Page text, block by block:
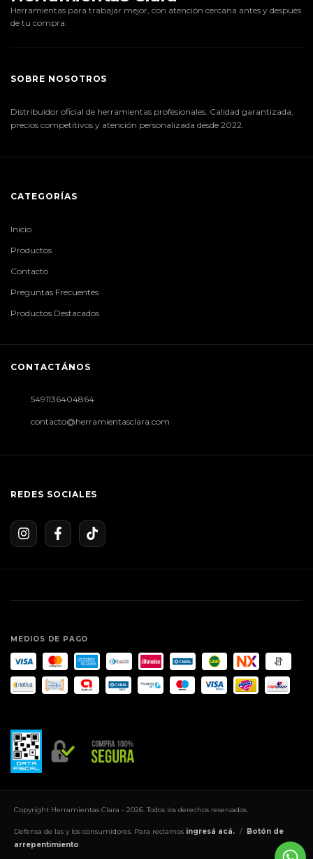
Herramientas para trabajar mejor, con atención cercana antes y después
de tu compra.
SOBRE NOSOTROS
Distribuidor oficial de herramientas profesionales. Calidad garantizada,
precios competitivos y atención personalizada desde 2022.
CATEGORÍAS
Inicio
Productos
Contacto
Preguntas Frecuentes
Productos Destacados
CONTACTÁNOS
5491136404864
contacto@herramientasclara.com
REDES SOCIALES
MEDIOS DE PAGO
Copyright Herramientas Clara - 2026. Todos los derechos reservados.
Defensa de las y los consumidores. Para reclamos ingresá acá. /
Botón de
arrepentimiento